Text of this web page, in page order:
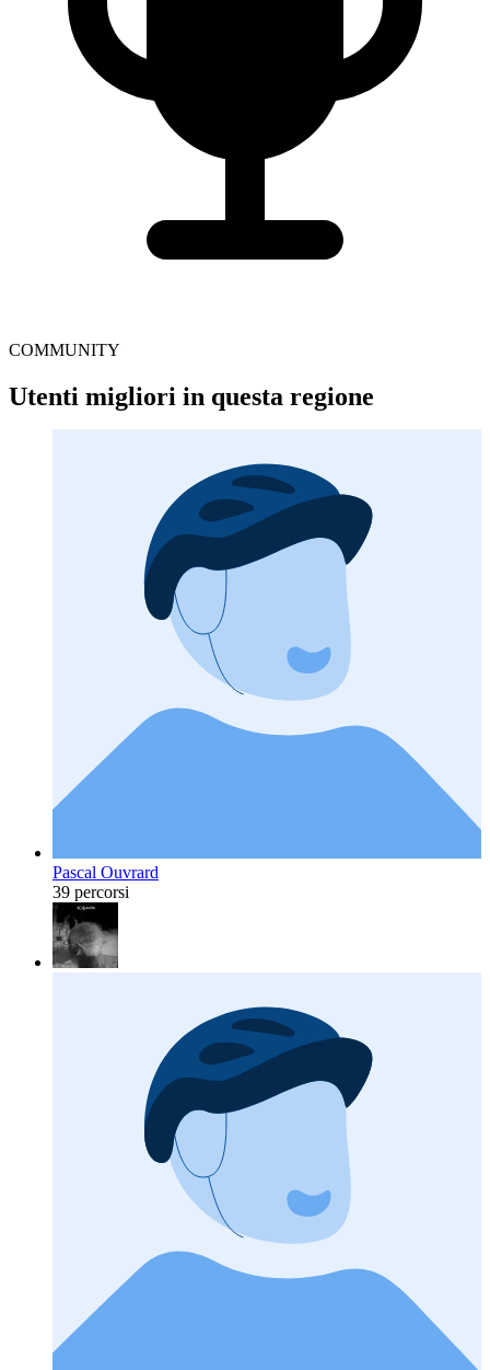
COMMUNITY
Utenti migliori in questa regione
Pascal Ouvrard
39 percorsi